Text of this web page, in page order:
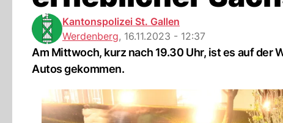
Kantonspolizei St. Gallen
Werdenberg, 16.11.2023 - 12:37
Am Mittwoch, kurz nach 19.30 Uhr, ist es auf der
Autos gekommen.